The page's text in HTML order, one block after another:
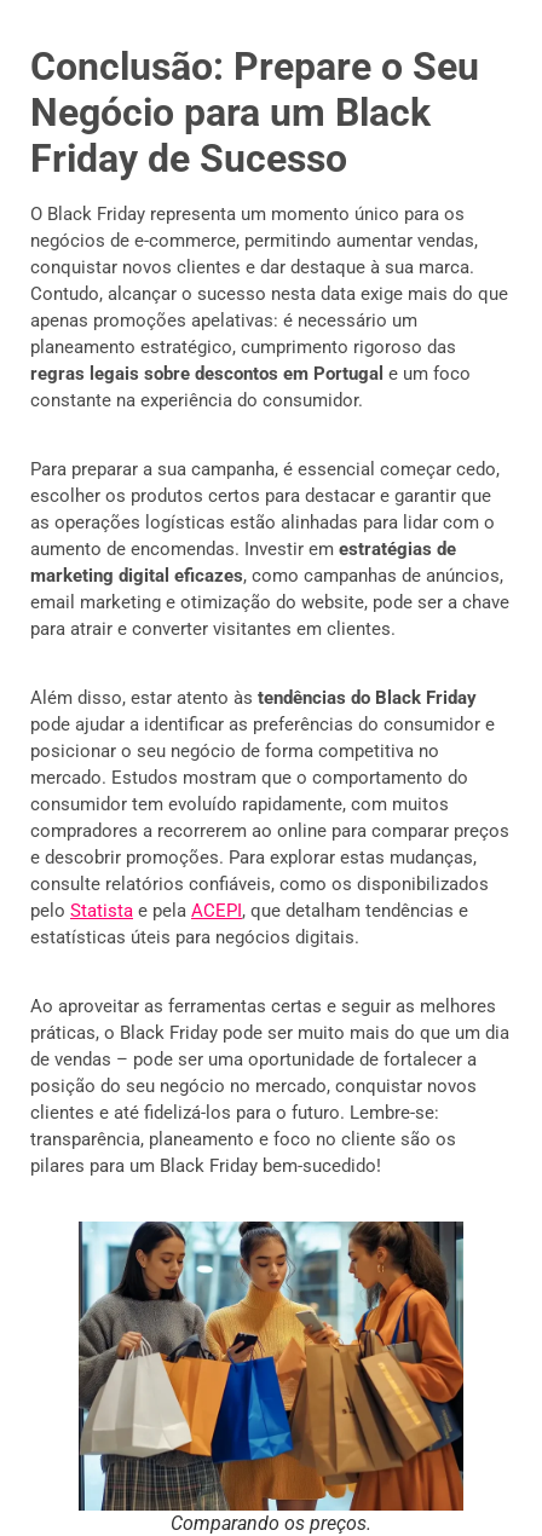
Conclusão: Prepare o Seu
Negócio para um Black
Friday de Sucesso
O Black Friday representa um momento único para os
negócios de e-commerce, permitindo aumentar vendas,
conquistar novos clientes e dar destaque à sua marca.
Contudo, alcançar o sucesso nesta data exige mais do que
apenas promoções apelativas: é necessário um
planeamento estratégico, cumprimento rigoroso das
regras legais sobre descontos em Portugal e um foco
constante na experiência do consumidor.
Para preparar a sua campanha, é essencial começar cedo,
escolher os produtos certos para destacar e garantir que
as operações logísticas estão alinhadas para lidar com o
aumento de encomendas. Investir em estratégias de
marketing digital eficazes, como campanhas de anúncios,
email marketing e otimização do website, pode ser a chave
para atrair e converter visitantes em clientes.
Além disso, estar atento às tendências do Black Friday
pode ajudar a identificar as preferências do consumidor e
posicionar o seu negócio de forma competitiva no
mercado. Estudos mostram que o comportamento do
consumidor tem evoluído rapidamente, com muitos
compradores a recorrerem ao online para comparar preços
e descobrir promoções. Para explorar estas mudanças,
consulte relatórios confiáveis, como os disponibilizados
pelo Statista e pela ACEPI, que detalham tendências e
estatísticas úteis para negócios digitais.
Ao aproveitar as ferramentas certas e seguir as melhores
práticas, o Black Friday pode ser muito mais do que um dia
de vendas – pode ser uma oportunidade de fortalecer a
posição do seu negócio no mercado, conquistar novos
clientes e até fidelizá-los para o futuro. Lembre-se:
transparência, planeamento e foco no cliente são os
pilares para um Black Friday bem-sucedido!
Comparando os preços.